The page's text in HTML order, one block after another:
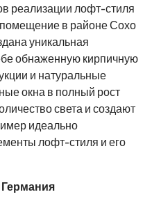
реализации лофт-стиля
в районе Сохо
уникальная
обнаженную кирпичную
и натуральные
окна в полный рост
света и создают
идеально
лофт-стиля и его